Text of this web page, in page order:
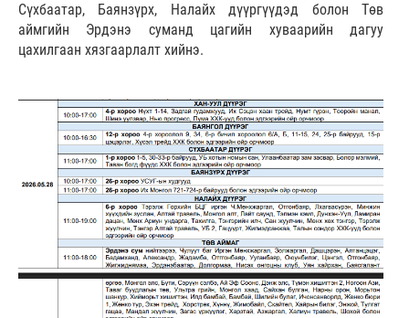
Сүхбаатар, Баянзүрх, Налайх дүүргүүдэд болон Төв
аймгийн Эрдэнэ суманд цагийн хуваарийн дагуу
цахилгаан хязгаарлалт хийнэ.